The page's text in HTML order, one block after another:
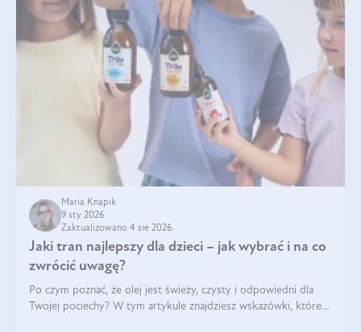
Maria Knapik
9 sty 2026
Zaktualizowano 4 sie 2026
Jaki tran najlepszy dla dzieci – jak wybrać i na co
zwrócić uwagę?
Po czym poznać, że olej jest świeży, czysty i odpowiedni dla
Twojej pociechy? W tym artykule znajdziesz wskazówki, które